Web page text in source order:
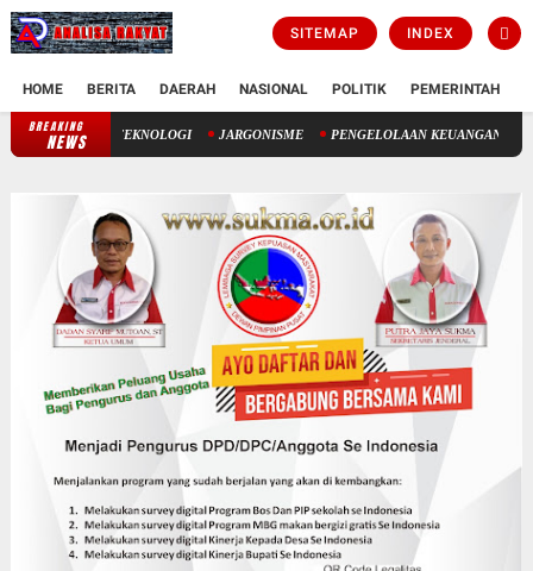
SITEMAP INDEX
HOME BERITA DAERAH NASIONAL POLITIK PEMERINTAH
BREAKING
NEWS USIA HARAPAN HIDUP: ANTARA TAKDIR ILAHI DAN TEKNOLOGI